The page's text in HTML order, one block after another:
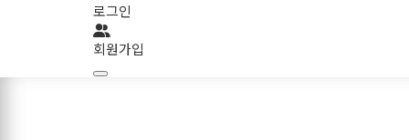
로그인
회원가입